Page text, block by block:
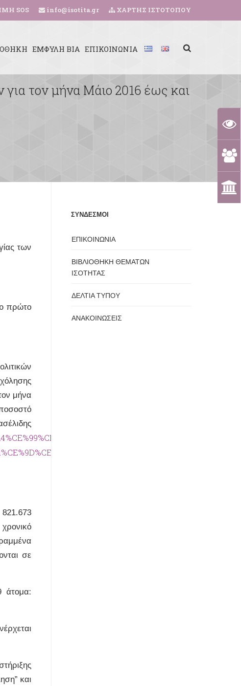
SOS info@isotita.gr ΧΑΡΤΗΣ ΙΣΤΟΤΟΠΟΥ
ΕΜΦΥΛΗ ΒΙΑ ΕΠΙΚΟΙΝΩΝΙΑ
τον μήνα Μάιο 2016 έως και
των
πρώτο
μήνα
σε
άτομα:
και
ΣΥΝΔΕΣΜΟΙ
ΕΠΙΚΟΙΝΩΝΙΑ
ΒΙΒΛΙΟΘΗΚΗ ΘΕΜΑΤΩΝ
ΙΣΟΤΗΤΑΣ
ΔΕΛΤΙΑ ΤΥΠΟΥ
ΑΝΑΚΟΙΝΩΣΕΙΣ